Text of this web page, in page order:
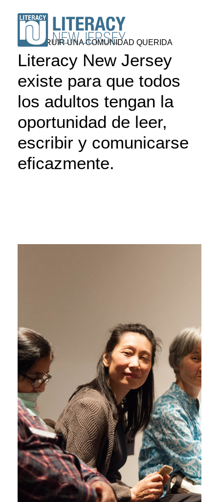
ACERCA DE
VOLUNTARIOS
ESTUDIANTES
RECURSOS
CONFERENCIA
CONSTRUIR UNA COMUNIDAD QUERIDA
Literacy New Jersey
existe para que todos
los adultos tengan la
oportunidad de leer,
escribir y comunicarse
eficazmente.